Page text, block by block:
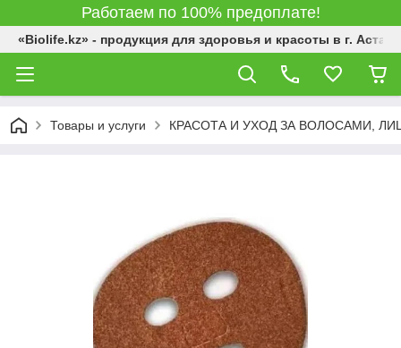
Работаем по 100% предоплате!
«Biolife.kz» - продукция для здоровья и красоты в г. Астана
Товары и услуги КРАСОТА И УХОД ЗА ВОЛОСАМИ,